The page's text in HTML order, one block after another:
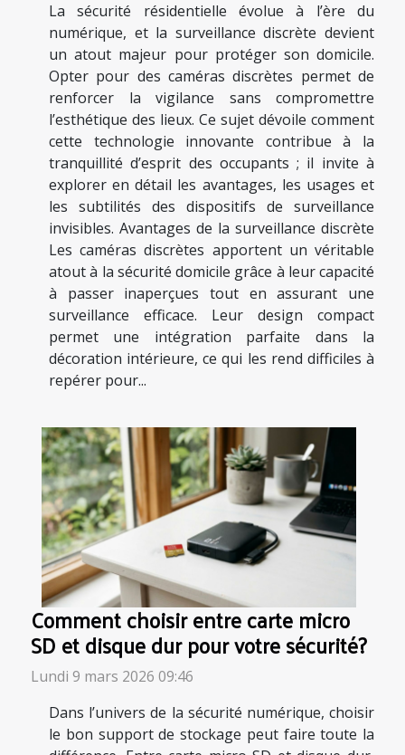
La sécurité résidentielle évolue à l’ère du
numérique, et la surveillance discrète devient
un atout majeur pour protéger son domicile.
Opter pour des caméras discrètes permet de
renforcer la vigilance sans compromettre
l’esthétique des lieux. Ce sujet dévoile comment
cette technologie innovante contribue à la
tranquillité d’esprit des occupants ; il invite à
explorer en détail les avantages, les usages et
les subtilités des dispositifs de surveillance
invisibles. Avantages de la surveillance discrète
Les caméras discrètes apportent un véritable
atout à la sécurité domicile grâce à leur capacité
à passer inaperçues tout en assurant une
surveillance efficace. Leur design compact
permet une intégration parfaite dans la
décoration intérieure, ce qui les rend difficiles à
repérer pour...
Comment choisir entre carte micro
SD et disque dur pour votre sécurité?
Lundi 9 mars 2026 09:46
Dans l’univers de la sécurité numérique, choisir
le bon support de stockage peut faire toute la